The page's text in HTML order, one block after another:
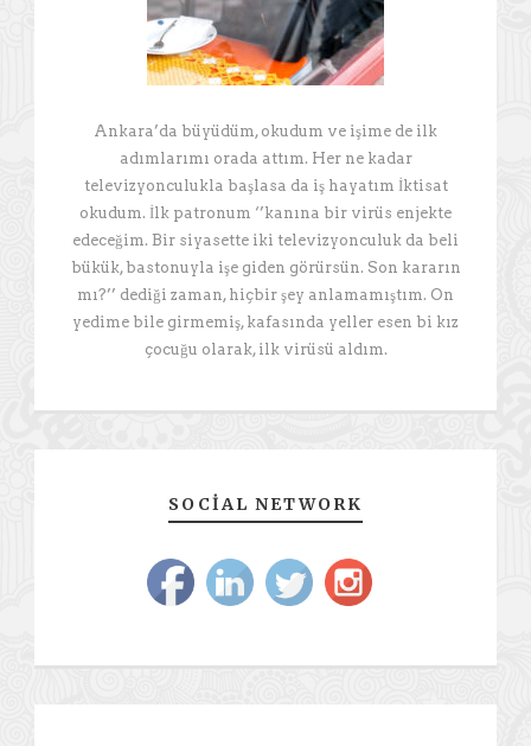
Ankara’da büyüdüm, okudum ve işime de ilk
adımlarımı orada attım. Her ne kadar
televizyonculukla başlasa da iş hayatım İktisat
okudum. İlk patronum ‘’kanına bir virüs enjekte
edeceğim. Bir siyasette iki televizyonculuk da beli
bükük, bastonuyla işe giden görürsün. Son kararın
mı?’’ dediği zaman, hiçbir şey anlamamıştım. On
yedime bile girmemiş, kafasında yeller esen bi kız
çocuğu olarak, ilk virüsü aldım.
SOCIAL NETWORK